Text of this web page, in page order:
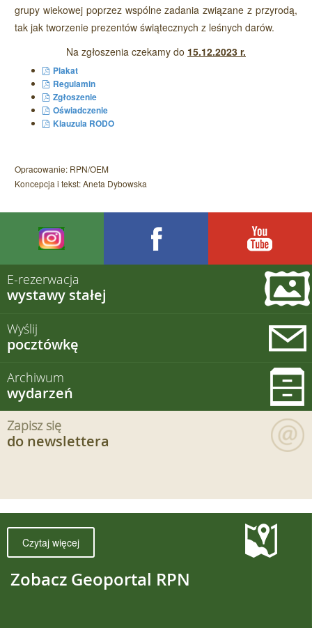
grupy wiekowej poprzez wspólne zadania związane z przyrodą,
tak jak tworzenie prezentów świątecznych z leśnych darów.
Na zgłoszenia czekamy do 15.12.2023 r.
Plakat
Regulamin
Zgłoszenie
Oświadczenie
Klauzula RODO
Opracowanie: RPN/OEM
Koncepcja i tekst: Aneta Dybowska
E-rezerwacja
wystawy stałej
Wyślij
pocztówkę
Archiwum
wydarzeń
Zapisz się
do newslettera
Zobacz Geoportal RPN
Czytaj więcej